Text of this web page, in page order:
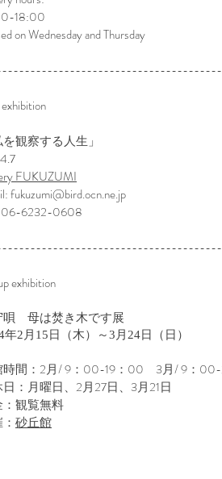
18:00
on Wednesday and Thursday
を観察する人生」
FUKUZUMI
fukuzumi@bird.ocn.ne.jp
06-6232-0608
exhibition
唄 母は焚き木です展
年2月15日（木）～3月24日（日）
時間：2月/ 9：00-19：00 3月/ 9：00-
：月曜日、2月27日、3月21日
観覧無料
砂丘館